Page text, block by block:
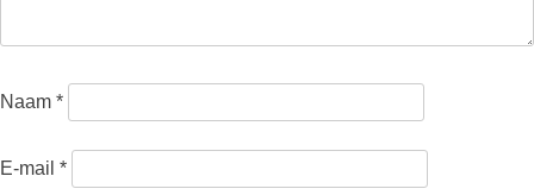
Naam *
E-mail *